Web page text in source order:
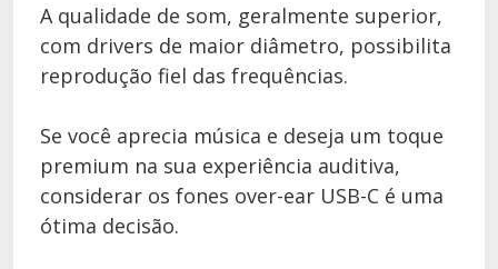
A qualidade de som, geralmente superior,
com drivers de maior diâmetro, possibilita
reprodução fiel das frequências.
Se você aprecia música e deseja um toque
premium na sua experiência auditiva,
considerar os fones over-ear USB-C é uma
ótima decisão.